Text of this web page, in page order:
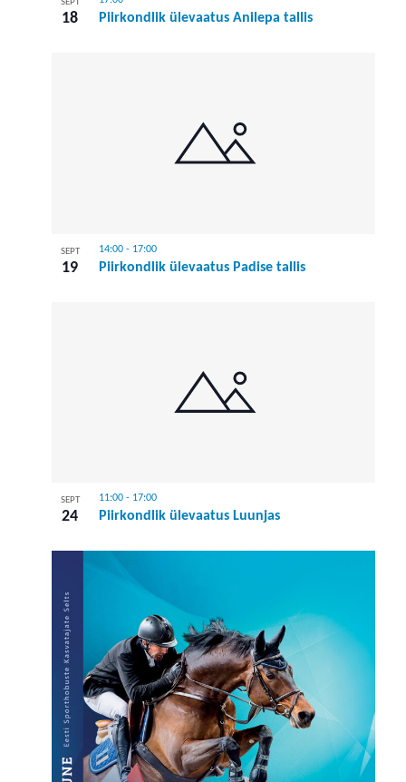
SEPT
18 Piirkondlik ülevaatus Anilepa tallis
SEPT
19 Piirkondlik ülevaatus Padise tallis
14:00- 17:00
SEPT
24 Piirkondlik ülevaatus Luunjas
11:00- 17:00